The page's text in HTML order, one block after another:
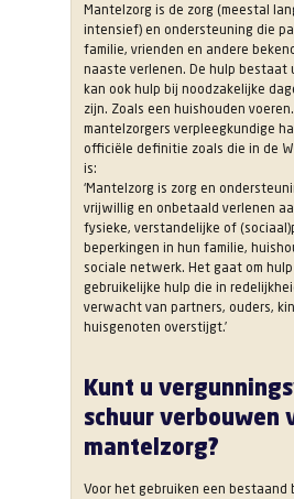
Mantelzorg is de zorg (meestal
intensief) en ondersteuning die
familie, vrienden en andere
naaste verlenen. De hulp bestaat
kan ook hulp bij noodzakelijke
zijn. Zoals een huishouden
mantelzorgers verpleegkundige
officiële definitie zoals die in de
is:
‘Mantelzorg is zorg en
vrijwillig en onbetaald verlenen
fysieke, verstandelijke of
beperkingen in hun familie,
sociale netwerk. Het gaat om
gebruikelijke hulp die in
verwacht van partners, ouders,
huisgenoten overstijgt.’
Kunt u
schuur verbouwen
mantelzorg?
Voor het gebruiken een bestaand